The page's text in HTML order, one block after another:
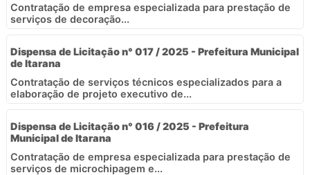
Contratação de empresa especializada para prestação de
serviços de decoração...
Dispensa de Licitação n° 017 / 2025 - Prefeitura Municipal
de Itarana
Contratação de serviços técnicos especializados para a
elaboração de projeto executivo de...
Dispensa de Licitação n° 016 / 2025 - Prefeitura
Municipal de Itarana
Contratação de empresa especializada para prestação de
serviços de microchipagem e...